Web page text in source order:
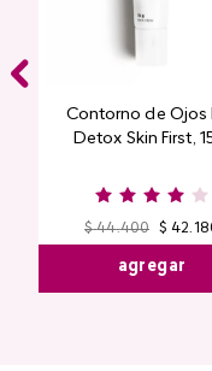
Contorno de Ojos
Detox Skin First,
$ 44.400 $ 42.
agregar